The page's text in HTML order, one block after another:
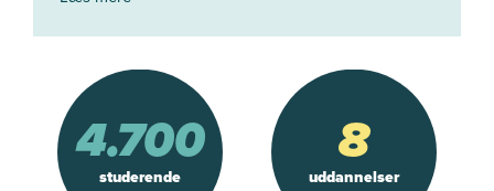
Hvordan er det at være patient i Uganda?
- Da jeg brækkede min fod på turen, oplevede jeg systemet
indefra som patient.
4700 studerende fordelt på 5
4.700
studerende
8
uddannelser